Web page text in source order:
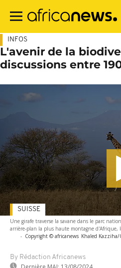
contenu
INFOS
L'avenir de la
discussions entre
Une girafe traverse la savane dans le parc
arrière-plan la plus haute montagne d'Afrique,
- Copyright © africanews Khaled Kazziha/
By Rédaction Africanews
SUISSE